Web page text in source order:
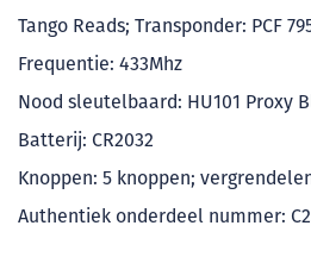
Tango Reads; Transponder: PCF
Frequentie: 433Mhz
Nood sleutelbaard: HU101 Proxy
Batterij: CR2032
Knoppen: 5 knoppen;
Authentiek onderdeel nummer: